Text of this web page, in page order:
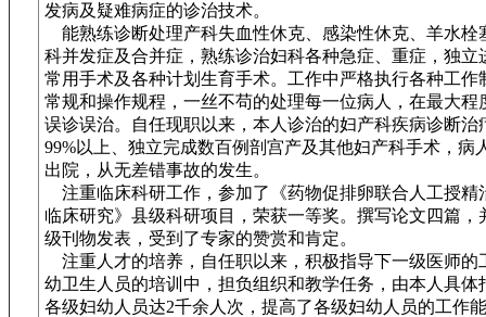
发病及疑难病症的诊治技术。
能熟练诊断处理产科失血性休克、感染性休克、羊水栓
科并发症及合并症，熟练诊治妇科各种急症、重症，独立
常用手术及各种计划生育手术。工作中严格执行各种工作
常规和操作规程，一丝不苟的处理每一位病人，在最大程
误诊误治。自任现职以来，本人诊治的妇产科疾病诊断治
99%以上、独立完成数百例剖宫产及其他妇产科手术，病
出院，从无差错事故的发生。
注重临床科研工作，参加了《药物促排卵联合人工授精
临床研究》县级科研项目，荣获一等奖。撰写论文四篇，
级刊物发表，受到了专家的赞赏和肯定。
注重人才的培养，自任职以来，积极指导下一级医师的
幼卫生人员的培训中，担负组织和教学任务，由本人具体
各级妇幼人员达2千余人次，提高了各级妇幼人员的工作